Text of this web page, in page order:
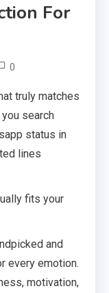
For
0
truly matches
search
status in
lines
fits your
and
every emotion.
motivation,